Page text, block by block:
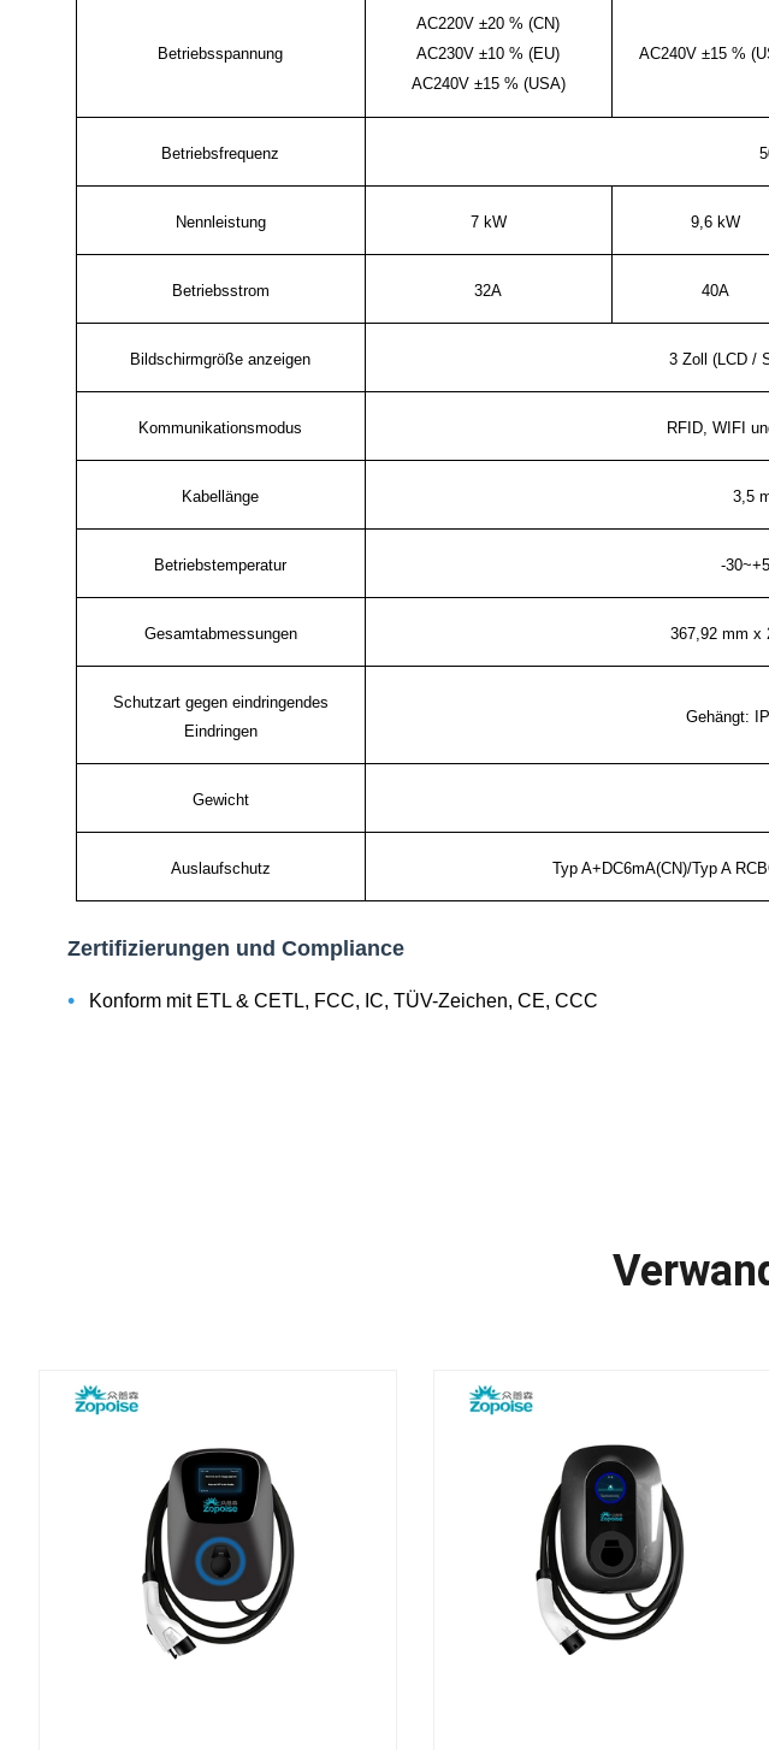
Betriebsspannung
AC220V ±20 % (CN)
AC230V ±10 % (EU)
AC240V ±15 % (USA)
AC240V ±15 %
Betriebsfrequenz
Nennleistung 7 kW 9,6 kW
Betriebsstrom 32A 40A
Bildschirmgröße anzeigen 3 Zoll (LCD /
Kommunikationsmodus RFID, WIFI
Kabellänge 3,5
Betriebstemperatur -
Gesamtabmessungen 367,92 mm x
Schutzart gegen eindringendes
Eindringen
Gehängt:
Gewicht
Auslaufschutz Typ A+DC6mA(CN)/Typ A
Zertifizierungen und Compliance
• Konform mit ETL & CETL, FCC, IC, TÜV-Zeichen, CE, CCC